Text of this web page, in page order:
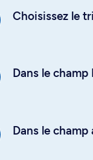
Choisissez le
Dans le
Dans le